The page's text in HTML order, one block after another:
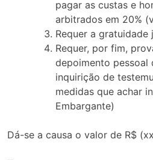
pagar as custas e
arbitrados em 20%
Requer a gratuidade
Requer, por fim,
depoimento pessoal
inquirição de
medidas que achar
Embargante)
Dá-se a causa o valor de R$